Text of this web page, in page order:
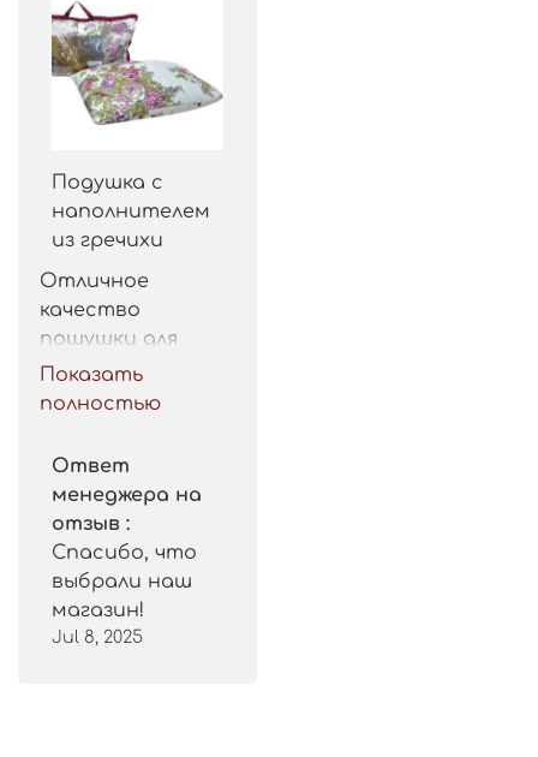
Подушка с
наполнителем
из гречихи
Отличное
качество
пошушки для
такой цены.
Рекомендую.
Показать
полностью
Ответ
менеджера на
отзыв :
Спасибо, что
выбрали наш
магазин!
Jul 8, 2025